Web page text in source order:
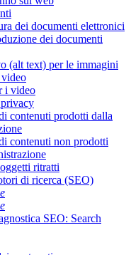
dei documenti elettronici
dei documenti
(alt text) per le immagini
i video
contenuti prodotti dalla
contenuti non prodotti
ritratti
di ricerca (SEO)
SEO: Search